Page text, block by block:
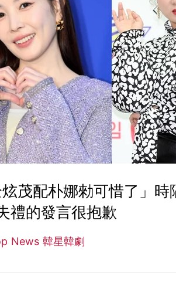
茂配朴娜勑可惜了」時
禮的發言很抱歉
News 韓星韓劇